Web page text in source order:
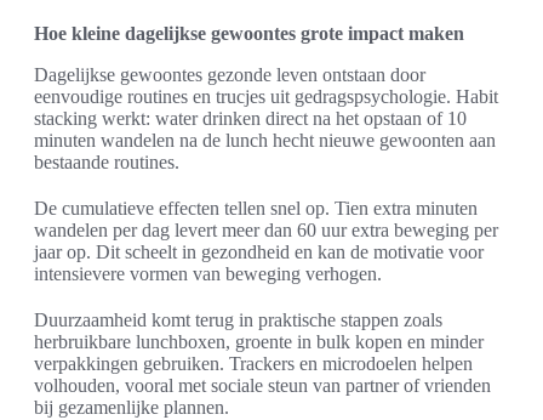
Hoe kleine dagelijkse gewoontes grote impact maken
Dagelijkse gewoontes gezonde leven ontstaan door
eenvoudige routines en trucjes uit gedragspsychologie. Habit
stacking werkt: water drinken direct na het opstaan of 10
minuten wandelen na de lunch hecht nieuwe gewoonten aan
bestaande routines.
De cumulatieve effecten tellen snel op. Tien extra minuten
wandelen per dag levert meer dan 60 uur extra beweging per
jaar op. Dit scheelt in gezondheid en kan de motivatie voor
intensievere vormen van beweging verhogen.
Duurzaamheid komt terug in praktische stappen zoals
herbruikbare lunchboxen, groente in bulk kopen en minder
verpakkingen gebruiken. Trackers en microdoelen helpen
volhouden, vooral met sociale steun van partner of vrienden
bij gezamenlijke plannen.